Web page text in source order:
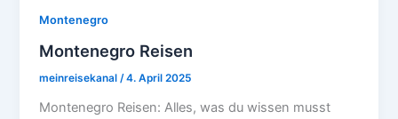
Montenegro
Montenegro Reisen
meinreisekanal/4. April 2025
Montenegro Reisen: Alles, was du wissen musst